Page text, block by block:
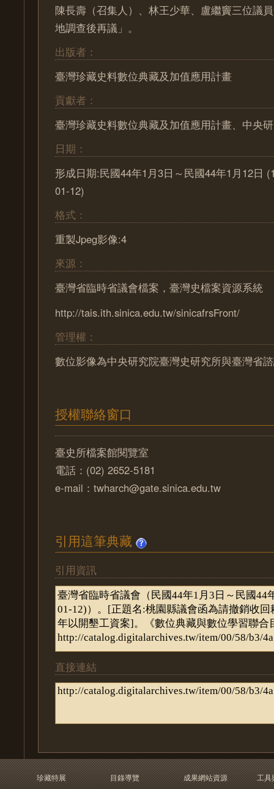
陳長壽（召集人）、林王少華、盧繼竇三位議
地調查後再議」。
出版者：
臺灣珍藏史料數位典藏及加值應用計畫
貢獻者：
臺灣珍藏史料數位典藏及加值應用計畫、中央
日期：
形成日期:民國44年1月3日～民國44年1月12日
01-12)
格式：
重製Jpeg影像:4
來源：
臺灣省臨時省議會檔案，臺灣史檔案資源系統
http://tais.ith.sinica.edu.tw/sinicafrsFront/
管理權：
數位影像為中央研究院臺灣史研究所與臺灣省
授權聯絡窗口
臺史所檔案館閱覽室
電話：(02) 2652-5181
e-mail：twharch@gate.sinica.edu.tw
引用這筆典藏
引用資訊
直接連結
珍藏特展
目錄導覽
成果網站資源
工具